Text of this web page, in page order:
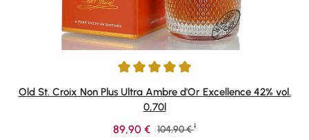
Durchschnittliche Bewertung von 4.89 von 5 Sternen
Old St. Croix Non Plus Ultra Ambre d'Or Excellence 42% vol.
0,70l
Verkaufspreis:
89,90 € Regulärer Preis:
104,90 € 1